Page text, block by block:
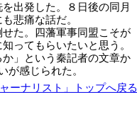
出発した。８日後の同月
悲痛な話だ。
た。四藩軍事同盟こそが
ってもらいたいと思う。
」という秦記者の文章か
が感じられた。
ャーナリスト」トップへ戻る